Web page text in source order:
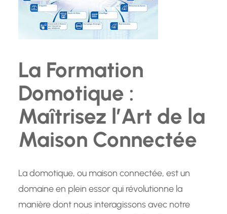
La Formation
Domotique :
Maîtrisez l’Art de la
Maison Connectée
La domotique, ou maison connectée, est un
domaine en plein essor qui révolutionne la
manière dont nous interagissons avec notre